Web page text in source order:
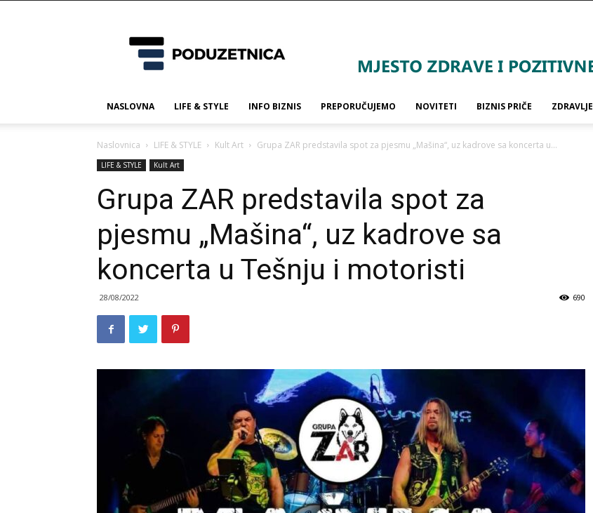
NASLOVNA LIFE & STYLE INFO BIZNIS PREPORUČUJEMO NOVITETI BIZNIS PRIČE ZDRAVLJE
Naslovnica LIFE & STYLE Kult Art Grupa ZAR predstavila spot za pjesmu „Mašina“, uz kadrove sa koncerta u...
LIFE & STYLE Kult Art
Grupa ZAR predstavila spot za
pjesmu „Mašina“, uz kadrove sa
koncerta u Tešnju i motoristi
28/08/2022 690